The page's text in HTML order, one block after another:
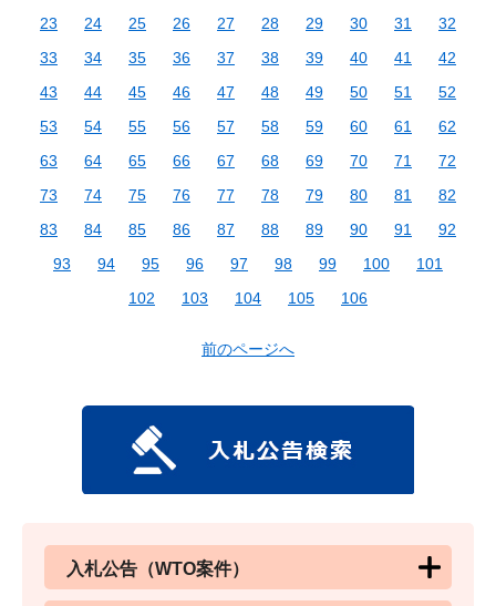
23
24 25 26 27 28 29 30 31
32
33
34 35 36 37 38 39 40 41
42
43
44 45 46 47 48 49 50 51
52
53
54 55 56 57 58 59 60 61
62
63
64 65 66 67 68 69 70 71
72
73
74 75 76 77 78 79 80 81
82
83
84 85 86 87 88 89 90 91
92
93
94 95 96 97 98 99 100
101
102
103 104 105 106
前のページへ
入札公告（WTO案件）